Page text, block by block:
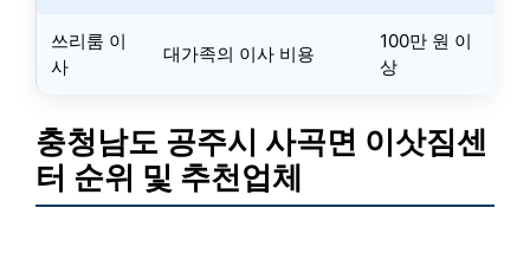
쓰리룸 이
사
대가족의 이사 비용
100만 원 이
상
충청남도 공주시 사곡면 이삿짐센
터 순위 및 추천업체